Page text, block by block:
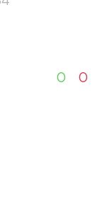
0 0